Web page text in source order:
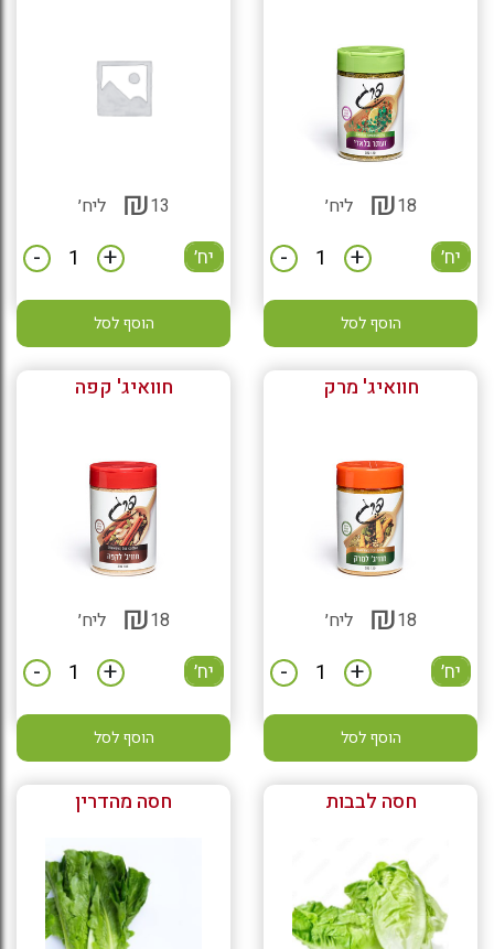
18
₪ ליח׳
יח׳ +
-
הוסף לסל
13
₪ ליח׳
יח׳ +
-
הוסף לסל
חוואיג' מרק
18
₪ ליח׳
יח׳ +
-
הוסף לסל
חוואיג' קפה
18
₪ ליח׳
יח׳ +
-
הוסף לסל
חסה לבבות חסה מהדרין